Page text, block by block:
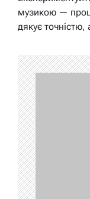
музикою —
дякує